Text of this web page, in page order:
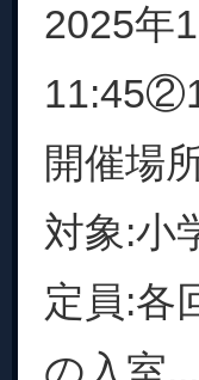
2025年
開催場
対象:小
定員:各
の入室...